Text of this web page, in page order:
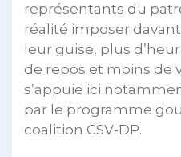
représentants du
réalité imposer
leur guise, plus
de repos et moins de
s’appuie ici
par le programme
coalition CSV-DP.